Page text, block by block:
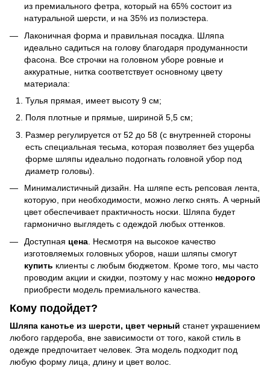
из премиального фетра, который на 65% состоит из
натуральной шерсти, и на 35% из полиэстера.
Лаконичная форма и правильная посадка. Шляпа
идеально садиться на голову благодаря продуманности
фасона. Все строчки на головном уборе ровные и
аккуратные, нитка соответствует основному цвету
материала:
Тулья прямая, имеет высоту 9 см;
Поля плотные и прямые, шириной 5,5 см;
Размер регулируется от 52 до 58 (с внутренней стороны
есть специальная тесьма, которая позволяет без ущерба
форме шляпы идеально подогнать головной убор под
диаметр головы).
Минималистичный дизайн. На шляпе есть репсовая лента,
которую, при необходимости, можно легко снять. А черный
цвет обеспечивает практичность носки. Шляпа будет
гармонично выглядеть с одеждой любых оттенков.
Доступная цена . Несмотря на высокое качество
изготовляемых головных уборов, наши шляпы смогут
купить клиенты с любым бюджетом. Кроме того, мы часто
проводим акции и скидки, поэтому у нас можно недорого
приобрести модель премиального качества.
Кому подойдет?
Шляпа канотье из шерсти, цвет черный станет украшением
любого гардероба, вне зависимости от того, какой стиль в
одежде предпочитает человек. Эта модель подходит под
любую форму лица, длину и цвет волос.